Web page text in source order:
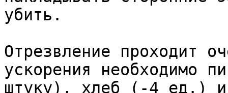
убить.
Отрезвление проходит
ускорения необходимо
штуку), хлеб (-4 ед.) и